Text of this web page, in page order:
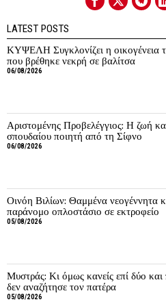
LATEST POSTS
ΚΥΨΕΛΗ Συγκλονίζει η οικογένεια
που βρέθηκε νεκρή σε βαλίτσα
06/08/2026
Αριστομένης Προβελέγγιος: Η ζωή
σπουδαίου ποιητή από τη Σίφνο
06/08/2026
Οινόη Βιλίων: Θαμμένα νεογέννητα
παράνομο οπλοστάσιο σε εκτροφείο
05/08/2026
Μυστράς: Κι όμως κανείς επί δύο και
δεν αναζήτησε τον πατέρα
05/08/2026